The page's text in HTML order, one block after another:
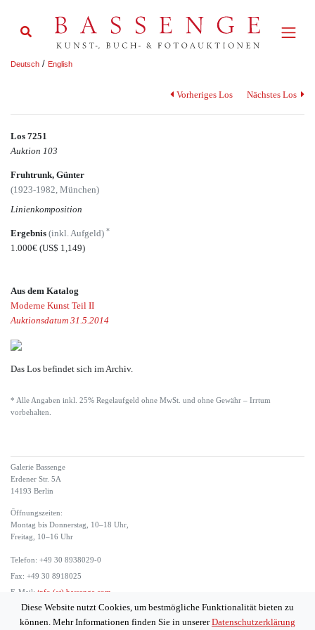
Deutsch / English
Vorheriges Los Nächstes Los
Los 7251
Auktion 103
Fruhtrunk, Günter
(1923-1982, München)
Linienkomposition
Ergebnis (inkl. Aufgeld) *
1.000€ (US$ 1,149)
Aus dem Katalog
Moderne Kunst Teil II
Auktionsdatum 31.5.2014
Das Los befindet sich im Archiv.
* Alle Angaben inkl. 25% Regelaufgeld ohne MwSt. und ohne Gewähr – Irrtum
vorbehalten.
Galerie Bassenge
Erdener Str. 5A
14193 Berlin
Öffnungszeiten:
Montag bis Donnerstag, 10–18 Uhr,
Freitag, 10–16 Uhr
Telefon: +49 30 8938029-0
Fax: +49 30 8918025
E-Mail: info (at) bassenge.com
Diese Website nutzt Cookies, um bestmögliche Funktionalität bieten zu
können. Mehr Informationen finden Sie in unsererDatenschutzerklärung